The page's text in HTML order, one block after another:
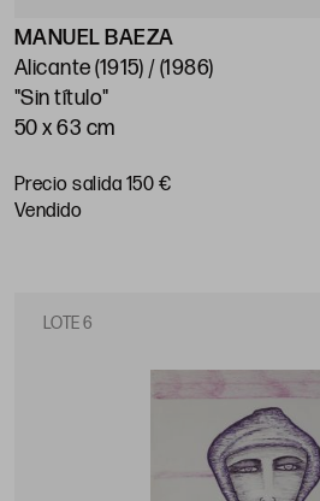
MANUEL BAEZA
Alicante (1915) / (1986)
"Sin título"
50 x 63 cm
Precio salida 150 €
vendido
LOTE 6